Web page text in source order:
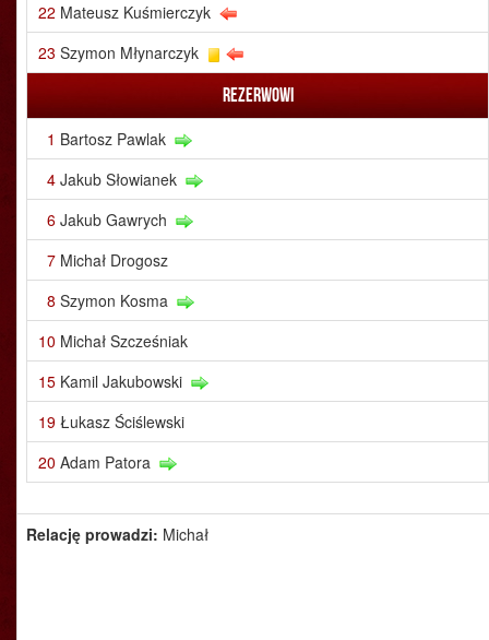
22 Mateusz Kuśmierczyk
23 Szymon Młynarczyk
Rezerwowi
1 Bartosz Pawlak
4 Jakub Słowianek
6 Jakub Gawrych
7 Michał Drogosz
8 Szymon Kosma
10 Michał Szcześniak
15 Kamil Jakubowski
19 Łukasz Ściślewski
20 Adam Patora
Relację prowadzi: Michał